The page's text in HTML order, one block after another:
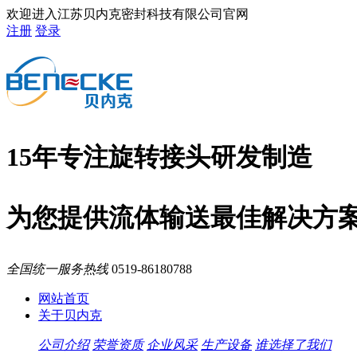
欢迎进入江苏贝内克密封科技有限公司官网
注册 登录
15年专注旋转接头研发制造
为您提供流体输送最佳解决方
全国统一服务热线0519-86180788
网站首页
关于贝内克
公司介绍 荣誉资质 企业风采 生产设备 谁选择了我们